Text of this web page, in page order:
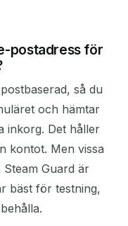
postadress för
så du
och hämtar
inkorg. Det håller
kontot. Men vissa
Guard är
bäst för testning,